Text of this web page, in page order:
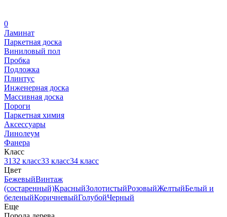
0
Ламинат
Паркетная доска
Виниловый пол
Пробка
Подложка
Плинтус
Инженерная доска
Массивная доска
Пороги
Паркетная химия
Аксессуары
Линолеум
Фанера
Класс
3132 класс33 класс34 класс
Цвет
БежевыйВинтаж
(состаренный)КрасныйЗолотистыйРозовыйЖелтыйБелый и
беленыйКоричневыйГолубойЧерный
Еще